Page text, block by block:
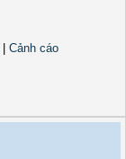
Cảnh cáo